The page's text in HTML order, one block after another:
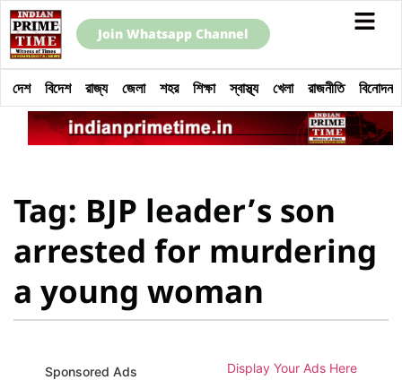
Join Whatsapp Channel
দেশ বিদেশ রাজ্য জেলা শহর শিক্ষা স্বাস্থ্য খেলা রাজনীতি বিনোদন
Tag: BJP leader’s son
arrested for murdering
a young woman
Sponsored Ads Display Your Ads Here